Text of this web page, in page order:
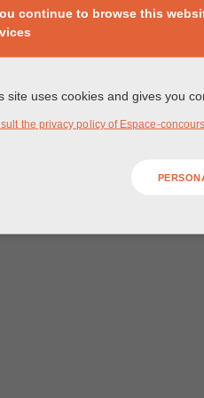
continue to browse this
site uses cookies and gives you
the privacy policy of Espace-concours